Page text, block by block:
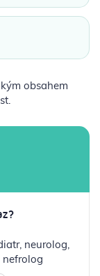
obsahem
neurolog,
nefrolog